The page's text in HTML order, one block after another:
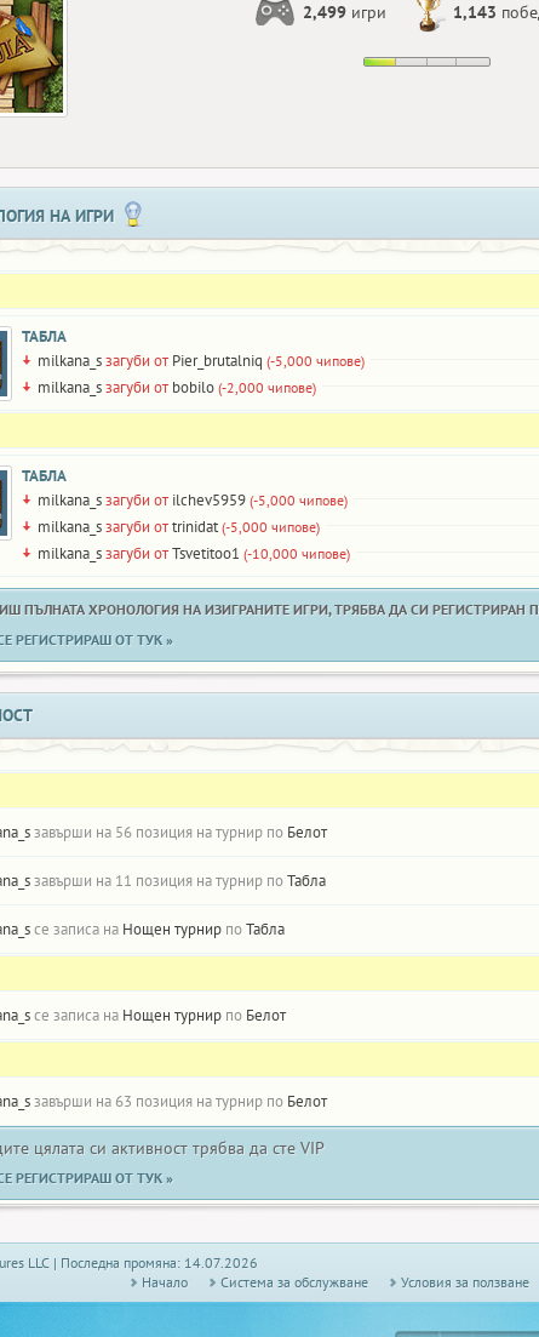
2,499 игри 1,143
НА ИГРИ
ТАБЛА
milkana_sзагуби от Pier_brutalniq (-5,000 чипове)
milkana_sзагуби от bobilo (-2,000 чипове)
ТАБЛА
milkana_sзагуби от ilchev5959 (-5,000 чипове)
milkana_sзагуби отtrinidat (-5,000 чипове)
milkana_sзагуби отTsvetitoo1 (-10,000 чипове)
ПЪЛНАТА ХРОНОЛОГИЯ НА ИЗИГРАНИТЕ ИГРИ, ТРЯБВА ДА СИ РЕГИСТРИРАН
РЕГИСТРИРАШ ОТ ТУК »
завърши на 56 позиция на турнир по Белот
завърши на 11 позиция на турнир поТабла
се записа на Нощен турнир поТабла
се записа на Нощен турнир по Белот
завърши на 63 позиция на турнир по Белот
цялата си активност трябва да сте VIP
РЕГИСТРИРАШ ОТ ТУК »
LLC | Последна промяна: 14.07.2026
Начало
Системa за обслужване Условия за ползване